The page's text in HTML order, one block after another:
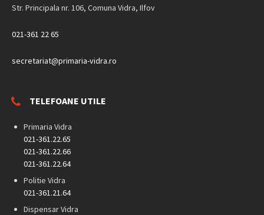
Str. Principala nr. 106, Comuna Vidra, Ilfov
021-361 22 65
secretariat@primaria-vidra.ro
TELEFOANE UTILE
Primaria Vidra
021-361.22.65
021-361.22.66
021-361.22.64
Politie Vidra
021-361.21.64
Dispensar Vidra